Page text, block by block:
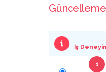
Güncelleme
İş
1